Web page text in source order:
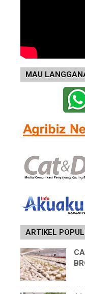
MAU
ARTIKEL